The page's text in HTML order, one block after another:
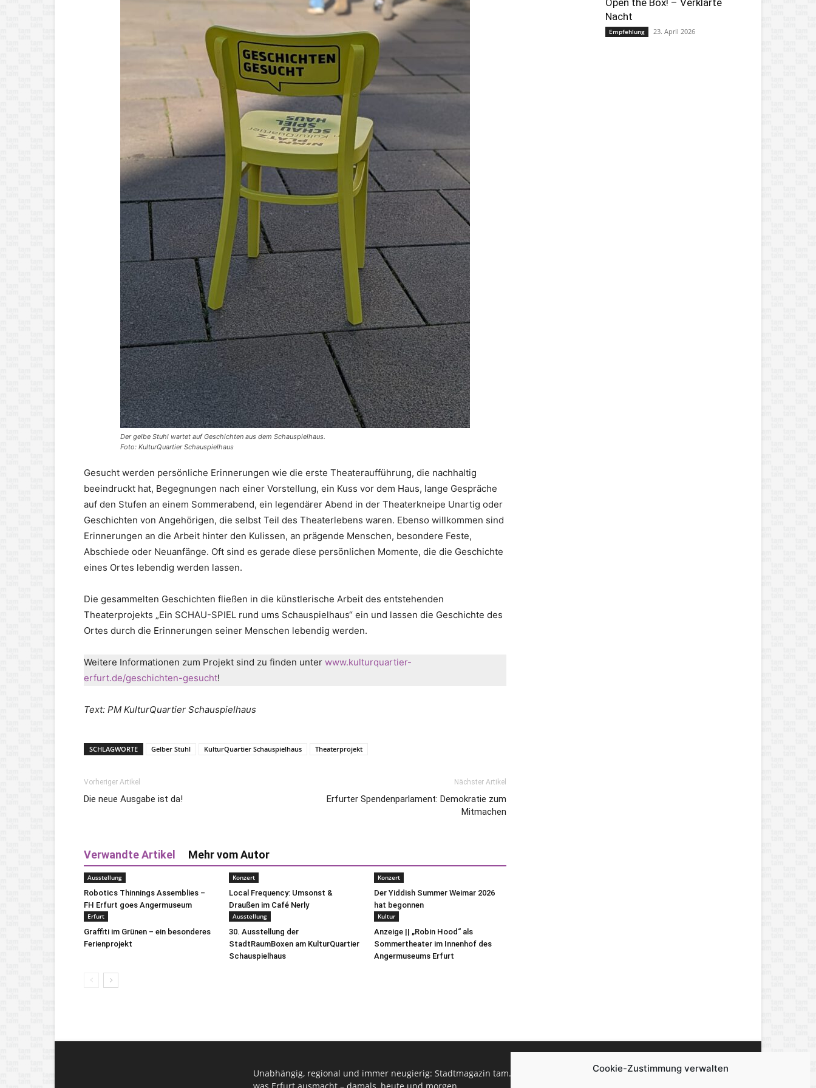
Cookie-Zustimmung verwalten
Der gelbe Stuhl wartet auf Geschichten aus dem Schauspielhaus.
Foto: KulturQuartier Schauspielhaus
Gesucht werden persönliche Erinnerungen wie die erste Theateraufführung, die nachhaltig
beeindruckt hat, Begegnungen nach einer Vorstellung, ein Kuss vor dem Haus, lange Gespräche
auf den Stufen an einem Sommerabend, ein legendärer Abend in der Theaterkneipe Unartig oder
Geschichten von Angehörigen, die selbst Teil des Theaterlebens waren. Ebenso willkommen sind
Erinnerungen an die Arbeit hinter den Kulissen, an prägende Menschen, besondere Feste,
Abschiede oder Neuanfänge. Oft sind es gerade diese persönlichen Momente, die die Geschichte
eines Ortes lebendig werden lassen.
Die gesammelten Geschichten fließen in die künstlerische Arbeit des entstehenden
Theaterprojekts „Ein SCHAU-SPIEL rund ums Schauspielhaus“ ein und lassen die Geschichte des
Ortes durch die Erinnerungen seiner Menschen lebendig werden.
Weitere Informationen zum Projekt sind zu finden unter www.kulturquartier-
erfurt.de/geschichten-gesucht!
Text: PM KulturQuartier Schauspielhaus
SCHLAGWORTE Gelber Stuhl KulturQuartier Schauspielhaus Theaterprojekt
Vorheriger Artikel
Die neue Ausgabe ist da!
Nächster Artikel
Erfurter Spendenparlament: Demokratie zum
Mitmachen
Verwandte Artikel Mehr vom Autor
Ausstellung
Robotics Thinnings Assemblies –
FH Erfurt goes Angermuseum
Konzert
Local Frequency: Umsonst &
Draußen im Café Nerly
Konzert
Der Yiddish Summer Weimar 2026
hat begonnen
Erfurt
Graffiti im Grünen – ein besonderes
Ferienprojekt
Ausstellung
30. Ausstellung der
StadtRaumBoxen am KulturQuartier
Schauspielhaus
Kultur
Anzeige || „Robin Hood“ als
Sommertheater im Innenhof des
Angermuseums Erfurt
Open the Box! – Verklärte
Nacht
Empfehlung 23. April 2026
Unabhängig, regional und immer neugierig: Stadtmagazin tam.tam informiert, berichtet und unterhält — über alles,